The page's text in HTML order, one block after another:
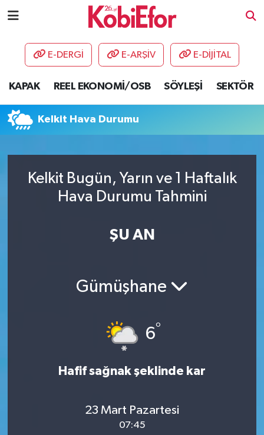
E-DERGİ E-ARŞİV E-DİJİTAL
KAPAK REEL EKONOMİ/OSB SÖYLEŞİ SEKTÖR
Kelkit Hava Durumu
Kelkit Bugün, Yarın ve 1 Haftalık
Hava Durumu Tahmini
ŞU AN
Gümüşhane
6°
Hafif sağnak şeklinde kar
23 Mart Pazartesi
07:45
AKADEMİ
DESTEK-TEŞVİK
ETKİNLİK
HABERLER